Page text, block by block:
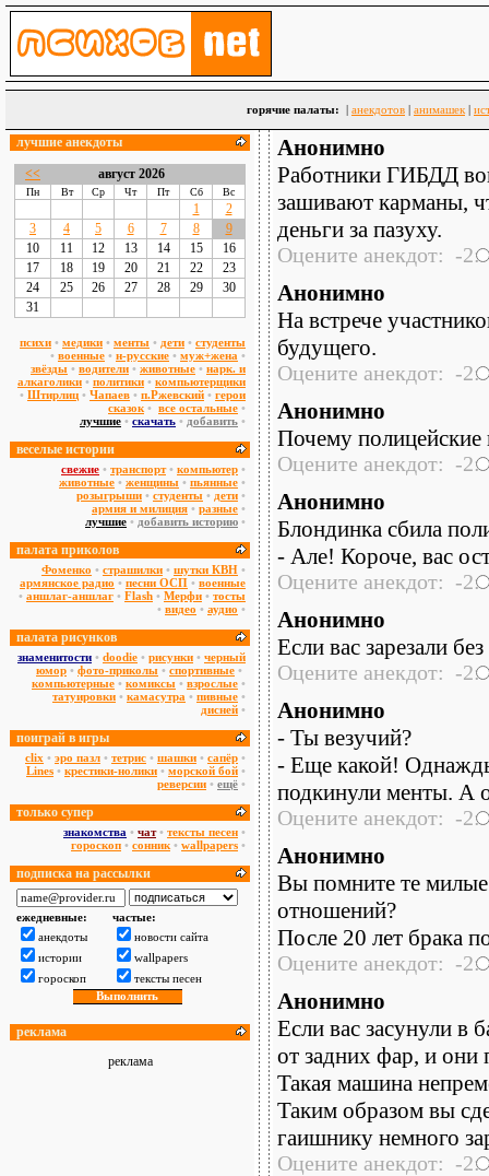
горячие палаты: | анекдотов | анимашек |
лучшие анекдоты
<< август 2026
Пн Вт Ср Чт Пт Сб Вс
1
2
3
4 5 6 7 8
9
10
11 12 13 14 15
16
17
18 19 20 21 22
23
24
25 26 27 28 29
30
31
психи • медики • менты • дети • студенты
• военные • н-русские • муж+жена •
звёзды • водители • животные • нарк. и
алкаголики • политики • компьютерщики
• Штирлиц • Чапаев • п.Ржевский • герои
сказок • все остальные •
лучшие • скачать • добавить •
веселые истории
свежие • транспорт• компьютер •
животные • женщины • пьянные •
розыгрыши • студенты • дети •
армия и милиция • разные •
лучшие • добавить историю •
палата приколов
Фоменко • страшилки • шутки КВН •
армянское радио • песни ОСП • военные
• аншлаг-аншлаг • Flash • Мерфи • тосты
• видео • аудио •
палата рисунков
знаменитости • doodie • рисунки • черный
юмор • фото-приколы • спортивные •
компьютерные • комиксы • взрослые •
татуировки • камасутра • пивные •
дисней •
поиграй в игры
сlix • эро пазл • тетрис • шашки • сапёр •
Lines • крестики-нолики • морской бой •
реверсии • ещё •
только супер
знакомства • чат• тексты песен •
гороскоп • сонник • wallpapers •
подписка на рассылки
ежедневные:
анекдоты
истории
гороскоп
частые:
новости сайта
wallpapers
тексты песен
реклама
реклама
Aнoнимнo
Работники ГИБДД
зашивают карманы,
деньги за пазуху.
Оцените анекдот: -2:
Aнoнимнo
На встрече
будущего.
Оцените анекдот: -2:
Aнoнимнo
Почему полицейские
Оцените анекдот: -2:
Aнoнимнo
Блондинка сбила
- Але! Короче, вас
Оцените анекдот: -2:
Aнoнимнo
Если вас зарезали
Оцените анекдот: -2:
Анонимно
- Ты везучий?
- Еще какой!
подкинули менты. А
Оцените анекдот: -2:
Анонимно
Вы помните те милые
отношений?
После 20 лет брака
Оцените анекдот: -2:
Анонимно
Если вас засунули в
от задних фар, и они
Такая машина
Таким образом вы
гаишнику немного
Оцените анекдот: -2: